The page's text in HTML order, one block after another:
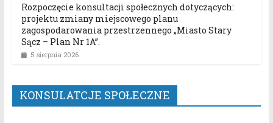
Rozpoczęcie konsultacji społecznych dotyczących:
projektu zmiany miejscowego planu
zagospodarowania przestrzennego „Miasto Stary
Sącz – Plan Nr 1A”.
5 sierpnia 2026
KONSULATCJE SPOŁECZNE